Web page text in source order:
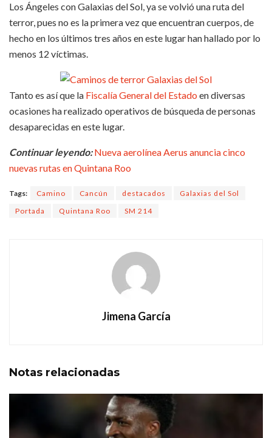
Los Ángeles con Galaxias del Sol, ya se volvió una ruta del
terror, pues no es la primera vez que encuentran cuerpos, de
hecho en los últimos tres años en este lugar han hallado por lo
menos 12 víctimas.
Tanto es así que la Fiscalía General del Estado en diversas
ocasiones ha realizado operativos de búsqueda de personas
desaparecidas en este lugar.
Continuar leyendo: Nueva aerolínea Aerus anuncia cinco
nuevas rutas en Quintana Roo
Tags: Camino Cancún destacados
Galaxias del Sol
Portada
Quintana Roo SM 214
Jimena García
Notas relacionadas